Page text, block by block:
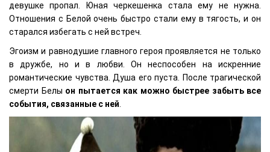
девушке пропал. Юная черкешенка стала ему не нужна.
Отношения с Белой очень быстро стали ему в тягость, и он
старался избегать с ней встреч.
Эгоизм и равнодушие главного героя проявляется не только
в дружбе, но и в любви. Он неспособен на искренние
романтические чувства. Душа его пуста. После трагической
смерти Белы он пытается как можно быстрее забыть все
события, связанные с ней.